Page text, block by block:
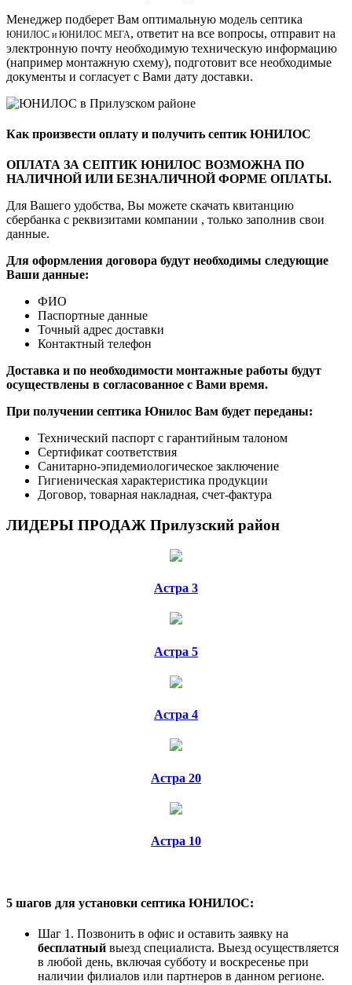
Менеджер подберет Вам оптимальную модель септика
ЮНИЛОС и ЮНИЛОС МЕГА, ответит на все вопросы, отправит на
электронную почту необходимую техническую информацию
(например монтажную схему), подготовит все необходимые
документы и согласует с Вами дату доставки.
Как произвеcти оплату и получить септик ЮНИЛОС
ОПЛАТА ЗА СЕПТИК ЮНИЛОС ВОЗМОЖНА ПО
НАЛИЧНОЙ ИЛИ БЕЗНАЛИЧНОЙ ФОРМЕ ОПЛАТЫ.
Для Вашего удобства, Вы можете скачать квитанцию
сбербанка с реквизитами компании , только заполнив свои
данные.
Для оформления договора будут необходимы следующие
Ваши данные:
ФИО
Паспортные данные
Точный адрес доставки
Контактный телефон
Доставка и по необходимости монтажные работы будут
осуществлены в согласованное с Вами время.
При получении септика Юнилос Вам будет переданы:
Технический паспорт с гарантийным талоном
Сертификат соответствия
Санитарно-эпидемиологическое заключение
Гигиеническая характеристика продукции
Договор, товарная накладная, счет-фактура
ЛИДЕРЫ ПРОДАЖ Прилузский район
Астра 3
Астра 5
Астра 4
Астра 20
Астра 10
5 шагов для установки септика ЮНИЛОС:
Шаг 1. Позвонить в офис и оставить заявку на
бесплатный выезд специалиста. Выезд осуществляется
в любой день, включая субботу и воскресенье при
наличии филиалов или партнеров в данном регионе.